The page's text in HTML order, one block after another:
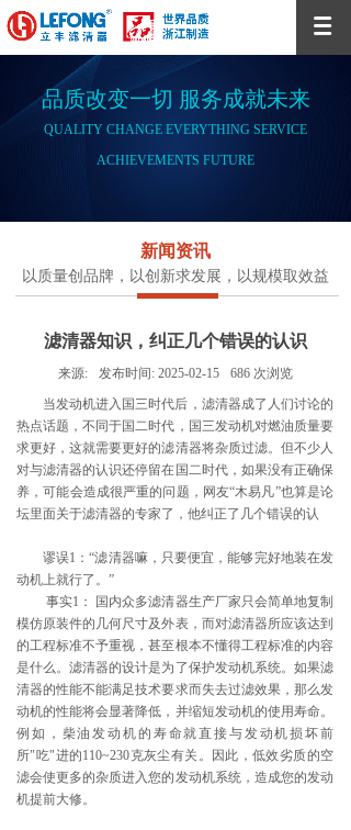
品质改变一切 服务成就未来
QUALITY CHANGE EVERYTHING SERVICE
ACHIEVEMENTS FUTURE
新闻资讯
以质量创品牌，以创新求发展，以规模取效益
滤清器知识，纠正几个错误的认识
来源: 发布时间: 2025-02-15 686 次浏览
当发动机进入国三时代后，滤清器成了人们讨论的
热点话题，不同于国二时代，国三发动机对燃油质量要
求更好，这就需要更好的滤清器将杂质过滤。但不少人
对与滤清器的认识还停留在国二时代，如果没有正确保
养，可能会造成很严重的问题，网友“木易凡”也算是论
坛里面关于滤清器的专家了，他纠正了几个错误的认
谬误1：“滤清器嘛，只要便宜，能够完好地装在发
动机上就行了。”
事实1： 国内众多滤清器生产厂家只会简单地复制
模仿原装件的几何尺寸及外表，而对滤清器所应该达到
的工程标准不予重视，甚至根本不懂得工程标准的内容
是什么。滤清器的设计是为了保护发动机系统。如果滤
清器的性能不能满足技术要求而失去过滤效果，那么发
动机的性能将会显著降低，并缩短发动机的使用寿命。
例如，柴油发动机的寿命就直接与发动机损坏前
所"吃"进的110~230克灰尘有关。因此，低效劣质的空
滤会使更多的杂质进入您的发动机系统，造成您的发动
机提前大修。